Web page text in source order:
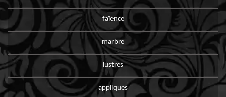
faïence
marbre
lustres
appliques